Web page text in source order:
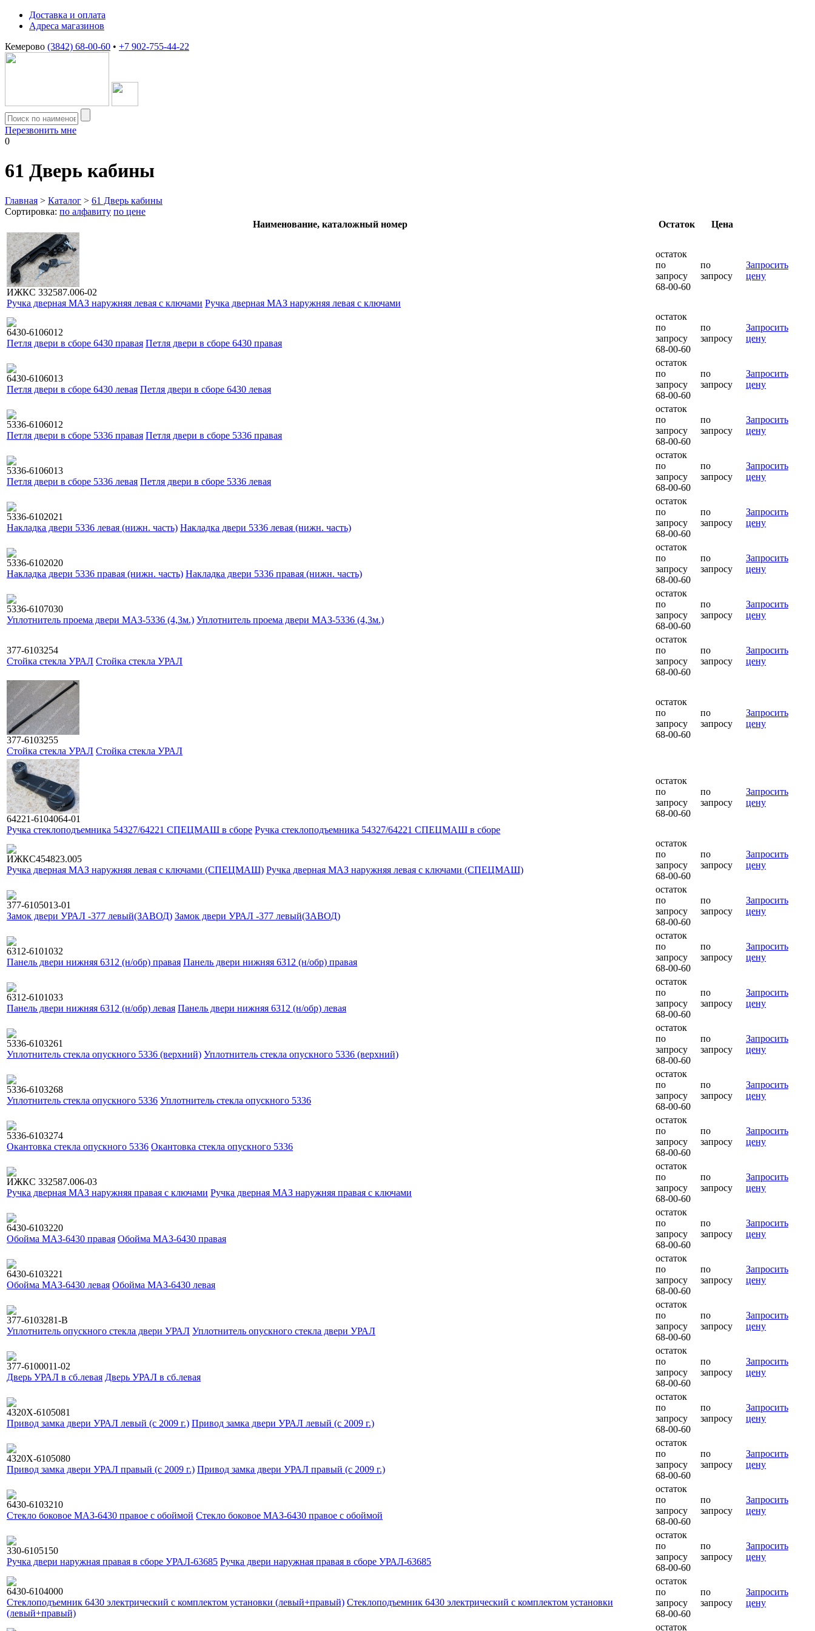
Доставка и оплата
Адреса магазинов
Кемерово (3842) 68-00-60 • +7 902-755-44-22
Перезвонить мне
0
61 Дверь кабины
Главная > Каталог > 61 Дверь кабины
Сортировка: по алфавиту по цене
Наименование, каталожный номер
Остаток Цена
ИЖКС 332587.006-02
Ручка дверная МАЗ наружняя левая с ключами Ручка дверная МАЗ наружняя левая с ключами
остаток
по
запросу
68-00-60
по
запросу
Запросить
цену
6430-6106012
Петля двери в сборе 6430 правая Петля двери в сборе 6430 правая
остаток
по
запросу
68-00-60
по
запросу
Запросить
цену
6430-6106013
Петля двери в сборе 6430 левая Петля двери в сборе 6430 левая
остаток
по
запросу
68-00-60
по
запросу
Запросить
цену
5336-6106012
Петля двери в сборе 5336 правая Петля двери в сборе 5336 правая
остаток
по
запросу
68-00-60
по
запросу
Запросить
цену
5336-6106013
Петля двери в сборе 5336 левая Петля двери в сборе 5336 левая
остаток
по
запросу
68-00-60
по
запросу
Запросить
цену
5336-6102021
Накладка двери 5336 левая (нижн. часть) Накладка двери 5336 левая (нижн. часть)
остаток
по
запросу
68-00-60
по
запросу
Запросить
цену
5336-6102020
Накладка двери 5336 правая (нижн. часть) Накладка двери 5336 правая (нижн. часть)
остаток
по
запросу
68-00-60
по
запросу
Запросить
цену
5336-6107030
Уплотнитель проема двери МАЗ-5336 (4,3м.) Уплотнитель проема двери МАЗ-5336 (4,3м.)
остаток
по
запросу
68-00-60
по
запросу
Запросить
цену
377-6103254
Стойка стекла УРАЛ Стойка стекла УРАЛ
остаток
по
запросу
68-00-60
по
запросу
Запросить
цену
377-6103255
Стойка стекла УРАЛ Стойка стекла УРАЛ
остаток
по
запросу
68-00-60
по
запросу
Запросить
цену
64221-6104064-01
Ручка стеклоподъемника 54327/64221 СПЕЦМАШ в сборе Ручка стеклоподъемника 54327/64221 СПЕЦМАШ в сборе
остаток
по
запросу
68-00-60
по
запросу
Запросить
цену
ИЖКС454823.005
Ручка дверная МАЗ наружняя левая с ключами (СПЕЦМАШ) Ручка дверная МАЗ наружняя левая с ключами (СПЕЦМАШ)
остаток
по
запросу
68-00-60
по
запросу
Запросить
цену
377-6105013-01
Замок двери УРАЛ -377 левый(ЗАВОД) Замок двери УРАЛ -377 левый(ЗАВОД)
остаток
по
запросу
68-00-60
по
запросу
Запросить
цену
6312-6101032
Панель двери нижняя 6312 (н/обр) правая Панель двери нижняя 6312 (н/обр) правая
остаток
по
запросу
68-00-60
по
запросу
Запросить
цену
6312-6101033
Панель двери нижняя 6312 (н/обр) левая Панель двери нижняя 6312 (н/обр) левая
остаток
по
запросу
68-00-60
по
запросу
Запросить
цену
5336-6103261
Уплотнитель стекла опускного 5336 (верхний) Уплотнитель стекла опускного 5336 (верхний)
остаток
по
запросу
68-00-60
по
запросу
Запросить
цену
5336-6103268
Уплотнитель стекла опускного 5336 Уплотнитель стекла опускного 5336
остаток
по
запросу
68-00-60
по
запросу
Запросить
цену
5336-6103274
Окантовка стекла опускного 5336 Окантовка стекла опускного 5336
остаток
по
запросу
68-00-60
по
запросу
Запросить
цену
ИЖКС 332587.006-03
Ручка дверная МАЗ наружняя правая с ключами Ручка дверная МАЗ наружняя правая с ключами
остаток
по
запросу
68-00-60
по
запросу
Запросить
цену
6430-6103220
Обойма МАЗ-6430 правая Обойма МАЗ-6430 правая
остаток
по
запросу
68-00-60
по
запросу
Запросить
цену
6430-6103221
Обойма МАЗ-6430 левая Обойма МАЗ-6430 левая
остаток
по
запросу
68-00-60
по
запросу
Запросить
цену
377-6103281-В
Уплотнитель опускного стекла двери УРАЛ Уплотнитель опускного стекла двери УРАЛ
остаток
по
запросу
68-00-60
по
запросу
Запросить
цену
377-6100011-02
Дверь УРАЛ в сб.левая Дверь УРАЛ в сб.левая
остаток
по
запросу
68-00-60
по
запросу
Запросить
цену
4320Х-6105081
Привод замка двери УРАЛ левый (с 2009 г.) Привод замка двери УРАЛ левый (с 2009 г.)
остаток
по
запросу
68-00-60
по
запросу
Запросить
цену
4320Х-6105080
Привод замка двери УРАЛ правый (с 2009 г.) Привод замка двери УРАЛ правый (с 2009 г.)
остаток
по
запросу
68-00-60
по
запросу
Запросить
цену
6430-6103210
Стекло боковое МАЗ-6430 правое с обоймой Стекло боковое МАЗ-6430 правое с обоймой
остаток
по
запросу
68-00-60
по
запросу
Запросить
цену
330-6105150
Ручка двери наружная правая в сборе УРАЛ-63685 Ручка двери наружная правая в сборе УРАЛ-63685
остаток
по
запросу
68-00-60
по
запросу
Запросить
цену
6430-6104000
Стеклоподъемник 6430 электрический с комплектом установки (левый+правый) Стеклоподъемник 6430 электрический с комплектом установки
(левый+правый)
остаток
по
запросу
68-00-60
по
запросу
Запросить
цену
остаток